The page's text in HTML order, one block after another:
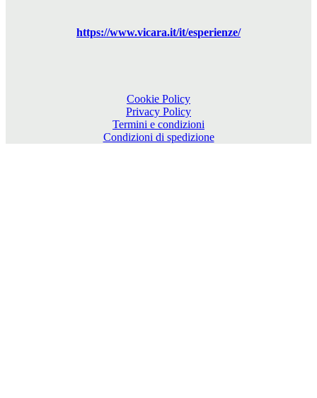
https://www.vicara.it/it/esperienze/
Cookie Policy
Privacy Policy
Termini e condizioni
Condizioni di spedizione